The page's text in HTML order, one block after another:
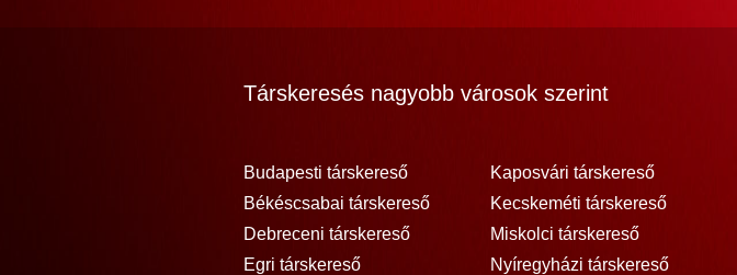
Társkeresés nagyobb városok szerint
Budapesti társkereső
Békéscsabai társkereső
Debreceni társkereső
Egri társkereső
Kaposvári társkereső
Kecskeméti társkereső
Miskolci társkereső
Nyíregyházi társkereső